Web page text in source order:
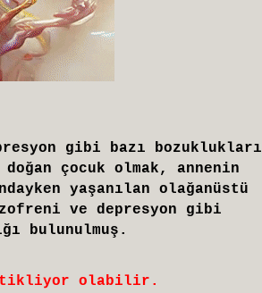
gibi bazı bozuklukları
çocuk olmak, annenin
yaşanılan olağanüstü
ve depresyon gibi
bulunulmuş.
olabilir.